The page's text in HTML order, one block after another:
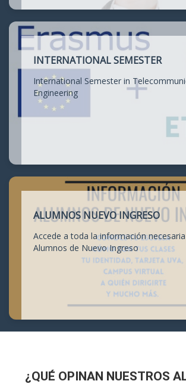
INTERNATIONAL SEMESTER
International Semester in
Engineering
ALUMNOS NUEVO INGRESO
Accede a toda la información
Alumnos de Nuevo Ingreso
¿QUÉ OPINAN NUESTROS